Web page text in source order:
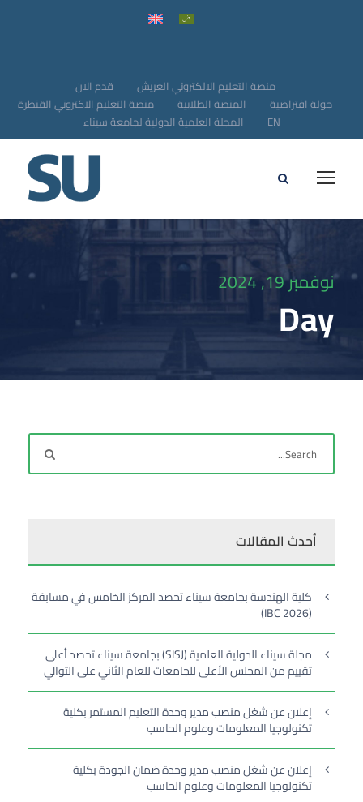
قدم الان
منصة التعليم الالكتروني العريش
منصة التعليم الاكتروني القنطرة
المنصة الطلابية
جولة افتراضية
المجلة العلمية الدولية لجامعة سيناء
EN
نوفمبر 19, 2024
Day
أحدث المقالات
كلية الهندسة بجامعة سيناء تحصد المركز الخامس في مسابقة
(IBC 2026)
مجلة سيناء الدولية العلمية (SISJ) بجامعة سيناء تحصد أعلى
تقييم من المجلس الأعلى للجامعات للعام الثاني على التوالي
إعلان عن شغل منصب مدير وحدة التعليم المستمر بكلية
تكنولوجيا المعلومات وعلوم الحاسب
إعلان عن شغل منصب مدير وحدة ضمان الجودة بكلية
تكنولوجيا المعلومات وعلوم الحاسب